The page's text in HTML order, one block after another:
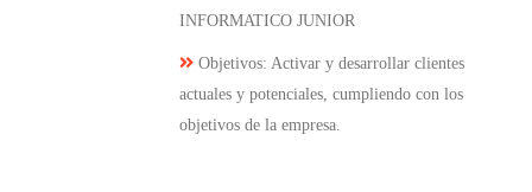
INFORMATICO JUNIOR
Objetivos: Activar y desarrollar clientes
actuales y potenciales, cumpliendo con los
objetivos de la empresa.